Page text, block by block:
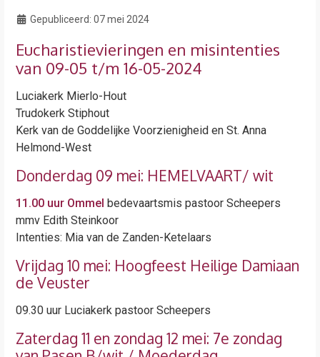
Gepubliceerd:07 mei 2024
Eucharistievieringen en misintenties
van 09-05 t/m 16-05-2024
Luciakerk Mierlo-Hout
Trudokerk Stiphout
Kerk van de Goddelijke Voorzienigheid en St. Anna
Helmond-West
Donderdag 09 mei: HEMELVAART/ wit
11.00 uur Ommel bedevaartsmis pastoor Scheepers
mmv Edith Steinkoor
Intenties: Mia van de Zanden-Ketelaars
Vrijdag 10 mei: Hoogfeest Heilige Damiaan
de Veuster
09.30 uur Luciakerk pastoor Scheepers
Zaterdag 11 en zondag 12 mei: 7e zondag